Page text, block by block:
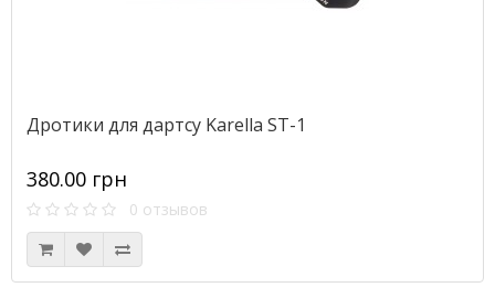
Дротики для дартсу Karella ST-1
380.00 грн
0 отзывов